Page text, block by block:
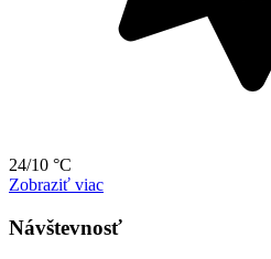
24/10 °C
Zobraziť viac
Návštevnosť